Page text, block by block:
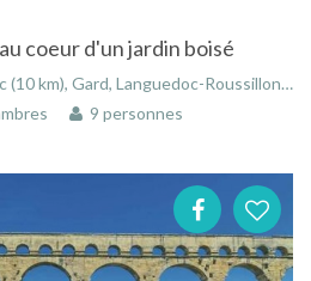
coeur d'un jardin boisé
Gard, Languedoc-Roussillon, Occitanie, France
9 personnes